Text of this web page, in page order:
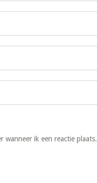
wanneer ik een reactie plaats.